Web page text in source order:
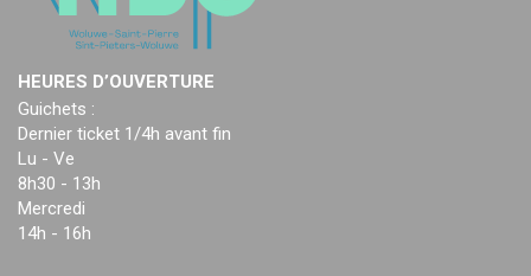
HEURES D’OUVERTURE
Guichets :
Dernier ticket 1/4h avant fin
Lu - Ve
8h30 - 13h
Mercredi
14h - 16h